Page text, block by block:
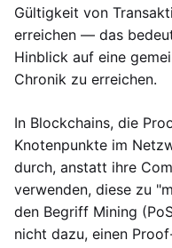
Gültigkeit von
erreichen — das
Hinblick auf eine
Chronik zu erreichen.
In Blockchains, die
Knotenpunkte im
durch, anstatt ihre
verwenden, diese zu
den Begriff Mining
nicht dazu, einen